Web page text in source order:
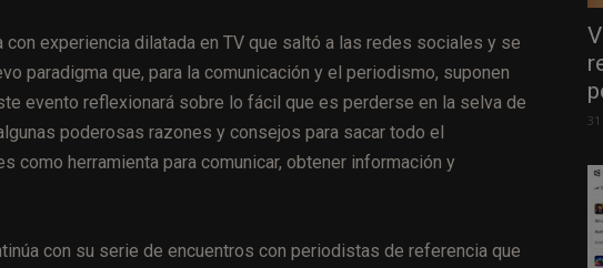
con experiencia dilatada en TV que saltó a las redes sociales y se
paradigma que, para la comunicación y el periodismo, suponen
evento reflexionará sobre lo fácil que es perderse en la selva de
poderosas razones y consejos para sacar todo el
como herramienta para comunicar, obtener información y
con su serie de encuentros con periodistas de referencia que